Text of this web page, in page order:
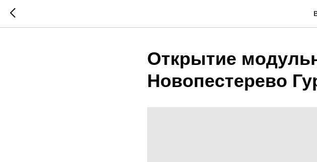
Открытие
Новопестерево